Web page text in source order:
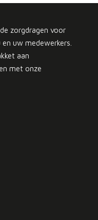
zorgdragen voor
uw medewerkers.
aan
met onze